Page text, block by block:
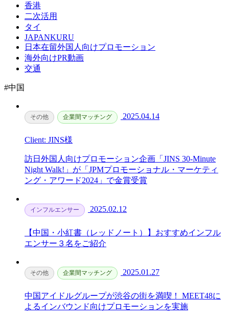
香港
二次活用
タイ
JAPANKURU
日本在留外国人向けプロモーション
海外向けPR動画
交通
#中国
その他 企業間マッチング 2025.04.14
Client: JINS様
訪日外国人向けプロモーション企画「JINS 30-Minute
Night Walk!」が「JPMプロモーショナル・マーケティ
ング・アワード2024」で金賞受賞
インフルエンサー 2025.02.12
【中国・小紅書（レッドノート）】おすすめインフル
エンサー３名をご紹介
その他 企業間マッチング 2025.01.27
中国アイドルグループが渋谷の街を満喫！ MEET48に
よるインバウンド向けプロモーションを実施